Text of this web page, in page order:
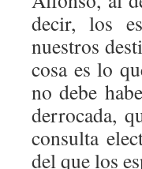
decir, los
nuestros
cosa es lo
no debe
derrocada,
consulta
del que los